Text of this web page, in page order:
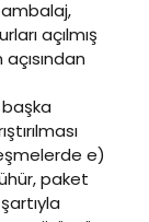
açılmış
e)
paket